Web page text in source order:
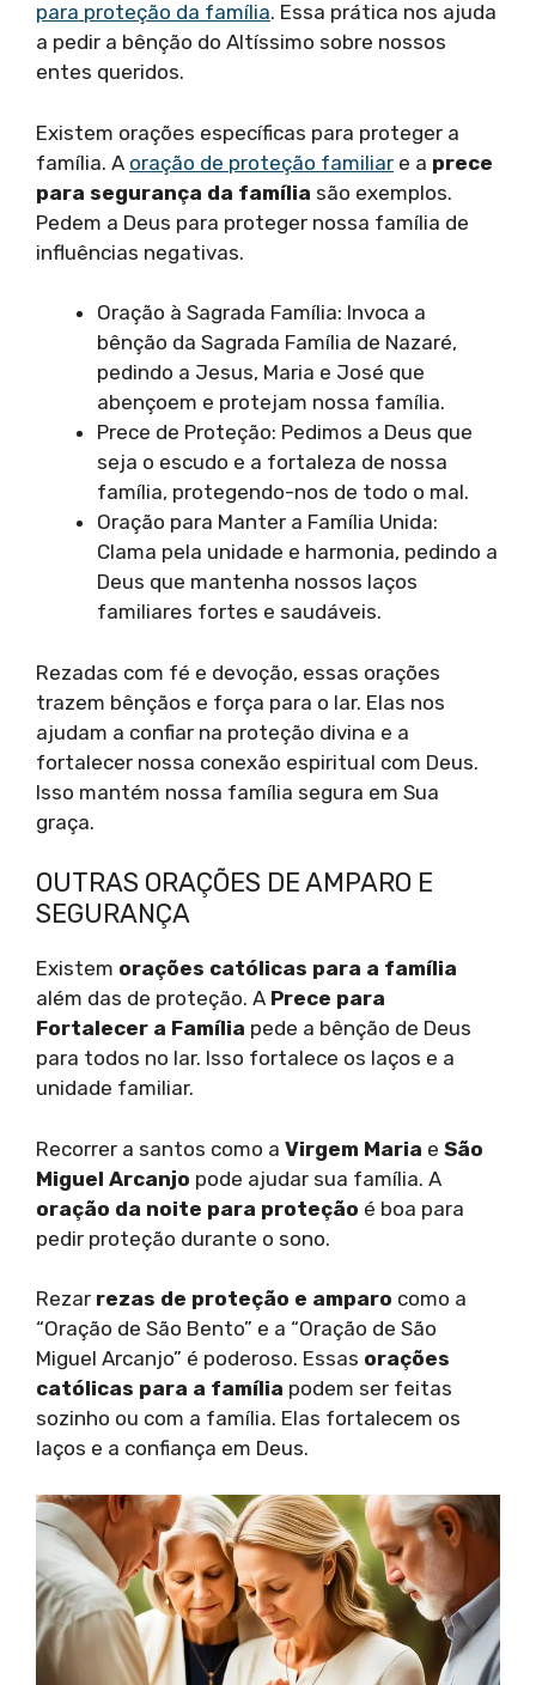
para proteção da família. Essa prática nos ajuda
a pedir a bênção do Altíssimo sobre nossos
entes queridos.
Existem orações específicas para proteger a
família. A oração de proteção familiar e a prece
para segurança da família são exemplos.
Pedem a Deus para proteger nossa família de
influências negativas.
Oração à Sagrada Família: Invoca a
bênção da Sagrada Família de Nazaré,
pedindo a Jesus, Maria e José que
abençoem e protejam nossa família.
Prece de Proteção: Pedimos a Deus que
seja o escudo e a fortaleza de nossa
família, protegendo-nos de todo o mal.
Oração para Manter a Família Unida:
Clama pela unidade e harmonia, pedindo a
Deus que mantenha nossos laços
familiares fortes e saudáveis.
Rezadas com fé e devoção, essas orações
trazem bênçãos e força para o lar. Elas nos
ajudam a confiar na proteção divina e a
fortalecer nossa conexão espiritual com Deus.
Isso mantém nossa família segura em Sua
graça.
OUTRAS ORAÇÕES DE AMPARO E
SEGURANÇA
Existem orações católicas para a família
além das de proteção. A Prece para
Fortalecer a Família pede a bênção de Deus
para todos no lar. Isso fortalece os laços e a
unidade familiar.
Recorrer a santos como a Virgem Maria e São
Miguel Arcanjo pode ajudar sua família. A
oração da noite para proteção é boa para
pedir proteção durante o sono.
Rezar rezas de proteção e amparo como a
“Oração de São Bento” e a “Oração de São
Miguel Arcanjo” é poderoso. Essas orações
católicas para a família podem ser feitas
sozinho ou com a família. Elas fortalecem os
laços e a confiança em Deus.